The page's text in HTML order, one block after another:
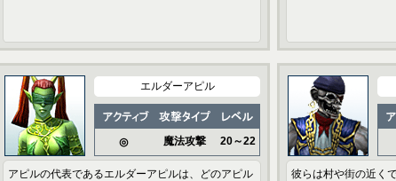
エルダーアピル
◎ 魔法攻撃 20～22
アピルの代表であるエルダーアピルは、どのアピル
彼らは村や街の近く